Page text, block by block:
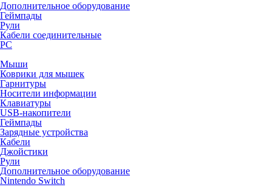
Дополнительное оборудование
Геймпады
Рули
Кабели соединительные
PC
Мыши
Коврики для мышек
Гарнитуры
Носители информации
Клавиатуры
USB-накопители
Геймпады
Зарядные устройства
Кабели
Джойстики
Рули
Дополнительное оборудование
Nintendo Switch